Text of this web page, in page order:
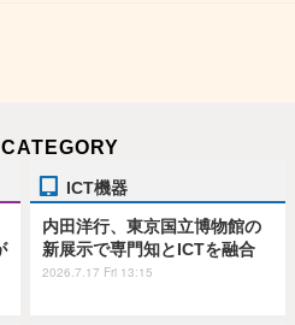
ICT機器
内田洋行、東京国立博物館の
新展示で専門知とICTを融合
2026.7.17 Fri 13:15